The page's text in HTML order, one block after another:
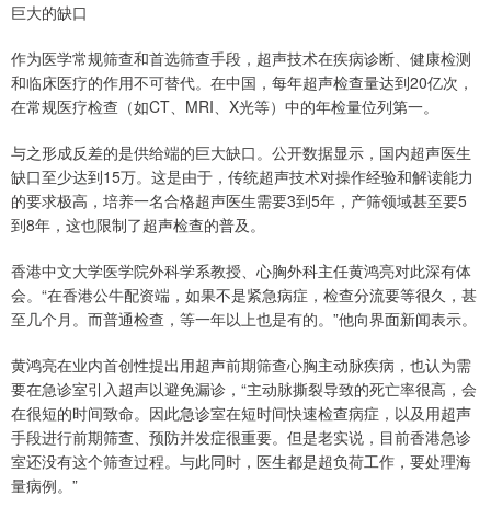
巨大的缺口
作为医学常规筛查和首选筛查手段，超声技术在疾病诊断、健康检测
和临床医疗的作用不可替代。在中国，每年超声检查量达到20亿次，
在常规医疗检查（如CT、MRI、X光等）中的年检量位列第一。
与之形成反差的是供给端的巨大缺口。公开数据显示，国内超声医生
缺口至少达到15万。这是由于，传统超声技术对操作经验和解读能力
的要求极高，培养一名合格超声医生需要3到5年，产筛领域甚至要5
到8年，这也限制了超声检查的普及。
香港中文大学医学院外科学系教授、心胸外科主任黄鸿亮对此深有体
会。“在香港公牛配资端，如果不是紧急病症，检查分流要等很久，甚
至几个月。而普通检查，等一年以上也是有的。”他向界面新闻表示。
黄鸿亮在业内首创性提出用超声前期筛查心胸主动脉疾病，也认为需
要在急诊室引入超声以避免漏诊，“主动脉撕裂导致的死亡率很高，会
在很短的时间致命。因此急诊室在短时间快速检查病症，以及用超声
手段进行前期筛查、预防并发症很重要。但是老实说，目前香港急诊
室还没有这个筛查过程。与此同时，医生都是超负荷工作，要处理海
量病例。”